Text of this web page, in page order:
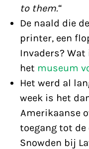
to them.“
De naald die
printer, een
Invaders?
het museum
Het werd al
week is het
Amerikaanse
toegang tot de
Snowden bij